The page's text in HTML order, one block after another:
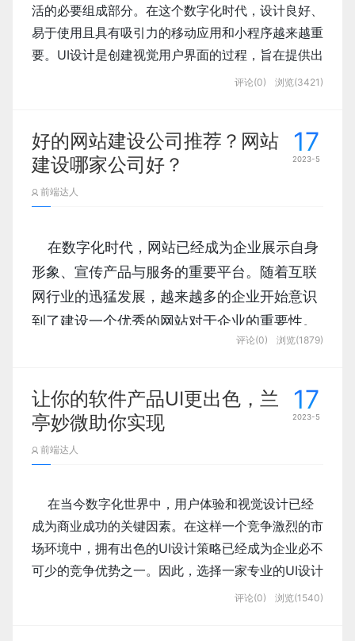
计的界面要符合用户的操作习惯，简化用户操作
流程，提高工作效率。
    在进行医疗行业软件的UI设计时，需要考虑一些
重要的设计要素和功能模块，以下是一些常见的设计
            患者管理：医疗行业软件需要有一个完
善的患者管理系统，包括患者信息录入、查询、
更新、删除等功能。在设计患者管理模块时，需
要考虑患者信息的完整性和准确性，并提高查询
            医生管理：医生是医疗行业软件的主要
类、查询和权限管理等问题，以便于医生能够快
速地找到所需工具。
的使用情境，采取不同的界面风格和风貌。比
如，可以采用类似Windows的传统桌面风格，
也可以采用时尚现代的扁平化、材料化设计风
重要的设计要素和功能模块，以下是一些常见的设计
            导航栏：在软件界面的顶部或侧边，应
该设置一个清晰明了的导航栏，以便于用户快速
            设置区：在设置区，用户可以对软件进
设计设置区域时，需要关注易用性和可维护性，
给用户提供方便的界面指引，以便于他们快速掌
握设置流程。
的方式。在过去，人们需要到医院或者诊所进行面对
面的咨询和查询，这样一来就浪费了大量的时间和精
力。但是有了GIS技术，患者们可以通过互联网检索
到附近的医疗机构，并在地图上直观地查看它们的位
    最后，GIS技术在医疗领域中的应用不仅可以提高
医疗服务的效率和质量，还可以帮助提升医疗行业的
掘医学研究的价值。这些技术将带来更好的医疗体
为医疗领域带来更多的便利和高效。我们相信，在未
来的日子里，这种新兴的技术应用将带来更多令人期
设计首选！我
外包服务的公司，提供产品原型设计、UI
创意
设计、网页界面设计、网站设计、手机
APP界面
服务。我们的客户遍布政府、银行金融、互联
交通、国家地理等多个领域，积累了丰富的成
功案例和经验。作为百强企业合作服务商，我
们以品质和服务赢得客户的信任
蓝蓝设计（北京兰亭妙微科技有限公司）
1502室
活的必要组成部分。在这个数字化时代，设计良好、
易于使用且具有吸引力的移动应用和小程序越来越重
要。UI设计是创建视觉用户界面的过程，旨在提供出
色的用户体验。本文将探讨移动端UI设计的重要性、
要的作用。在移动设备上，屏幕空间非常有限，因此
需要设计简洁明了的用户界面来提供良好的用户体
可能长时间使用该应用程序或小程序。
强品牌形象，提高品牌价值。一个精美的界面可
以让用户感到高质量的服务和产品，从而增加用
户信任和忠诚度。
评论(0) 浏览(3421)
17
2023-5
好的网站建设公司推荐？网站
建设哪家公司好？
前端达人
在数字化时代，网站已经成为企业展示自身
形象、宣传产品与服务的重要平台。随着互联
网行业的迅猛发展，越来越多的企业开始意识
到了建设一个优秀的网站对于企业的重要性。
然而，在众多网站建设公司中，该如何选择一
一家值得推荐的优秀网站建设公司。
首先，蓝蓝设计公司具有丰富的网站建设经
团队，能够根据客户需求和市场趋势快速设
计、开发出高品质的定制化网站。无论是企业
官网、电子商务平台还是在线教育等领域，蓝
蓝设计都能够提供专业、个性化的网站解决方
评论(0) 浏览(1879)
17
2023-5
让你的软件产品UI更出色，兰
亭妙微助你实现
前端达人
在当今数字化世界中，用户体验和视觉设计已经
成为商业成功的关键因素。在这样一个竞争激烈的市
场环境中，拥有出色的UI设计策略已经成为企业必不
可少的竞争优势之一。因此，选择一家专业的UI设计
评论(0) 浏览(1540)